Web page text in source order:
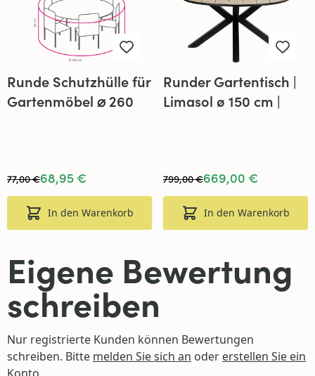
Runde Schutzhülle für
Gartenmöbel ⌀ 260
68,95 €
77,00 €
In den Warenkorb
Runder Gartentisch |
Limasol ø 150 cm |
669,00 €
799,00 €
In den Warenkorb
Eigene Bewertung
schreiben
Nur registrierte Kunden können Bewertungen
schreiben. Bitte melden Sie sich an oder erstellen Sie ein